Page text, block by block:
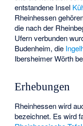
entstandene Insel
Rheinhessen
die nach der
Ufern verbunden
Budenheim, die
Ibersheimer Wörth
Erhebungen
Rheinhessen wird
bezeichnet. Es wird